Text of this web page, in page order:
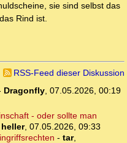
sie sind selbst das
Rind ist.
RSS-Feed dieser Diskussion
Dragonfly, 07.05.2026, 00:19
- oder sollte man
heller, 07.05.2026, 09:33
- tar,